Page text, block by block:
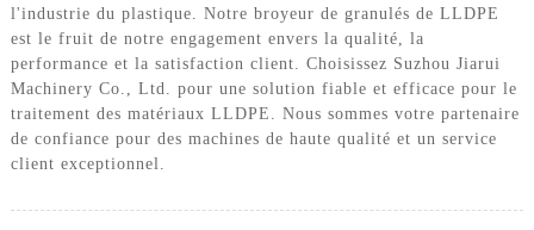
l'industrie du plastique. Notre broyeur de granulés de LLDPE
est le fruit de notre engagement envers la qualité, la
performance et la satisfaction client. Choisissez Suzhou Jiarui
Machinery Co., Ltd. pour une solution fiable et efficace pour le
traitement des matériaux LLDPE. Nous sommes votre partenaire
de confiance pour des machines de haute qualité et un service
client exceptionnel.